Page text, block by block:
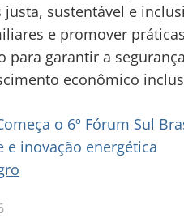
sustentável e
e promover
para garantir a
econômico
o 6º Fórum Sul
e inovação energética